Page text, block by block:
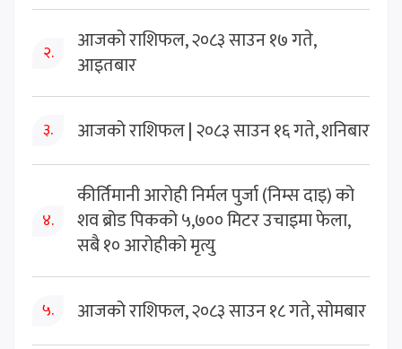
२.
आजको राशिफल, २०८३ साउन १७ गते,
आइतबार
३. आजको राशिफल | २०८३ साउन १६ गते, शनिबार
४.
कीर्तिमानी आरोही निर्मल पुर्जा (निम्स दाइ) को
शव ब्रोड पिकको ५,७०० मिटर उचाइमा फेला,
सबै १० आरोहीको मृत्यु
५. आजको राशिफल, २०८३ साउन १८ गते, सोमबार